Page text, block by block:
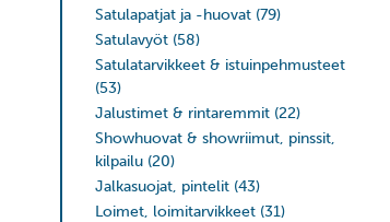
Satulapatjat ja -huovat (79)
Satulavyöt (58)
Satulatarvikkeet & istuinpehmusteet
(53)
Jalustimet & rintaremmit (22)
Showhuovat & showriimut, pinssit,
kilpailu (20)
Jalkasuojat, pintelit (43)
Loimet, loimitarvikkeet (31)